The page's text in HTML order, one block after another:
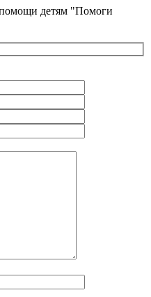
детям "Помоги